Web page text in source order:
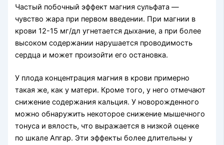
Частый побочный эффект магния сульфата —
чувство жара при первом введении. При магнии в
крови 12-15 мг/дл угнетается дыхание, а при более
высоком содержании нарушается проводимость
сердца и может произойти его остановка.
У плода концентрация магния в крови примерно
такая же, как у матери. Кроме того, у него отмечают
снижение содержания кальция. У новорожденного
можно обнаружить некоторое снижение мышечного
тонуса и вялость, что выражается в низкой оценке
по шкале Апгар. Эти эффекты более длительны у